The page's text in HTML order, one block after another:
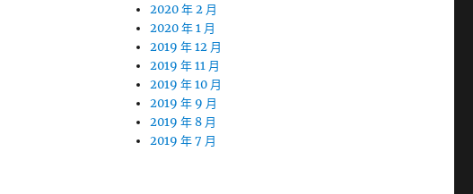
2020 年 2 月
2020 年 1 月
2019 年 12 月
2019 年 11 月
2019 年 10 月
2019 年 9 月
2019 年 8 月
2019 年 7 月